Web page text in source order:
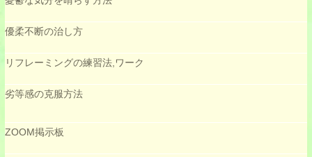
優柔不断の治し方
リフレーミングの練習法,ワーク
劣等感の克服方法
ZOOM掲示板